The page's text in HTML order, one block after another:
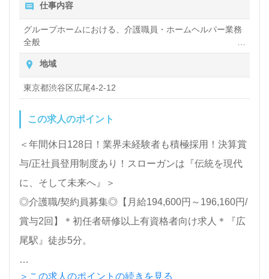
仕事内容
グループホームにおける、介護職員・ホームヘルパー業務
全般
入浴や排せつ、食事などの身体的サポートや、買い物や掃
除、洗濯など日常生活のサポートなど
地域
東京都渋谷区広尾4-2-12
この求人のポイント
＜年間休日128日！業界未経験者も積極採用！決算賞
与/正社員登用制度あり！スローガンは『伝統を現代
に、そして未来へ』＞
◎介護職/契約員募集◎【月給194,600円～196,160円/
賞与2回】＊初任者研修以上有資格者向け求人＊『広
尾駅』徒歩5分。
＞この求人のポイントの続きを見る